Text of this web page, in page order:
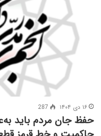
۱۶ دی ۱۴۰۴ 287
حفظ جان مردم باید